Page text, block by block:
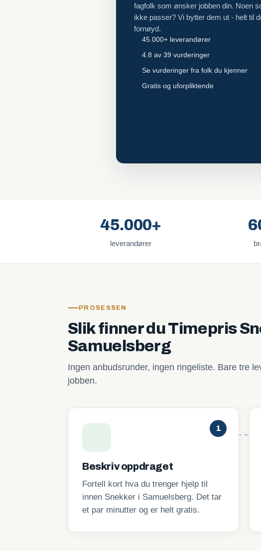
fagfolk som ønsker jobben din. Noen
ikke passer? Vi bytter dem ut - helt til
fornøyd.
45.000+ leverandører
4.8 av 39 vurderinger
Se vurderinger fra folk du kjenner
Gratis og uforpliktende
45.000+
leverandører
PROSESSEN
Slik finner du Timepris
Samuelsberg
Ingen anbudsrunder, ingen ringeliste. Bare tre
jobben.
1
Beskriv oppdraget
Fortell kort hva du trenger hjelp til
innen Snekker i Samuelsberg. Det tar
et par minutter og er helt gratis.